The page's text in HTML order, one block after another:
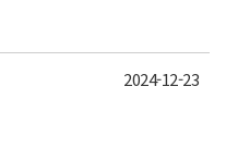
2024-12-23